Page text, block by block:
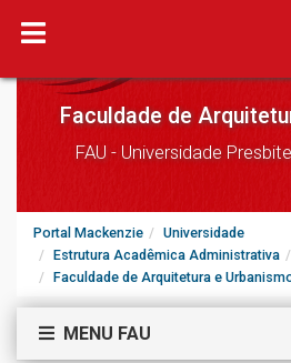
Faculdade de
FAU - Universidade
Portal Mackenzie
Universidade
Estrutura Acadêmica Administrativa
Faculdade de Arquitetura e
MENU FAU